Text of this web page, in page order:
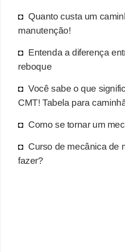
Quanto custa um
manutenção!
Entenda a diferença
reboque
Você sabe o que
CMT! Tabela para
Como se tornar um
Curso de mecânica de
fazer?